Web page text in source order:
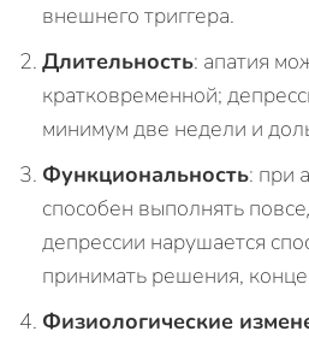
внешнего триггера.
Длительность: апатия
кратковременной;
минимум две недели и
Функциональность: при
способен выполнять
депрессии нарушается
принимать решения,
Физиологические